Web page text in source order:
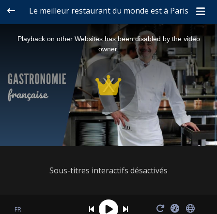
Le meilleur restaurant du monde est à Paris
window.
Playback on other Websites has been disabled by the video
owner.
Sous-titres interactifs désactivés
FR